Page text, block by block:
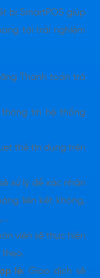
bị SmartPOS giúp
tới trải nghiệm
Thanh toán trả
tin hệ thống
thẻ tín dụng trên
xử lý để xác nhận
liên kết không,
viên sẽ thực hiện
lệ:Giao dịch sẽ